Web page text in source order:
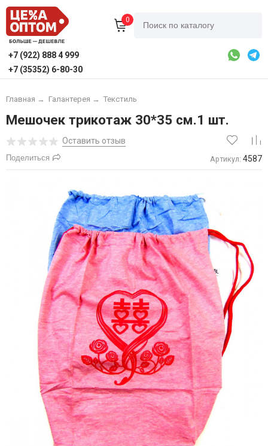
0
+7 (922) 888 4 999
+7 (35352) 6-80-30
Главная → Галантерея → Текстиль
Мешочек трикотаж 30*35 см.1 шт.
Оставить отзыв
Поделиться Артикул: 4587